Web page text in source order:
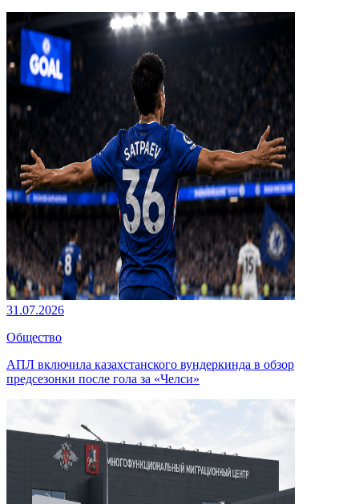
31.07.2026
Общество
АПЛ включила казахстанского вундеркинда в обзор
предсезонки после гола за «Челси»